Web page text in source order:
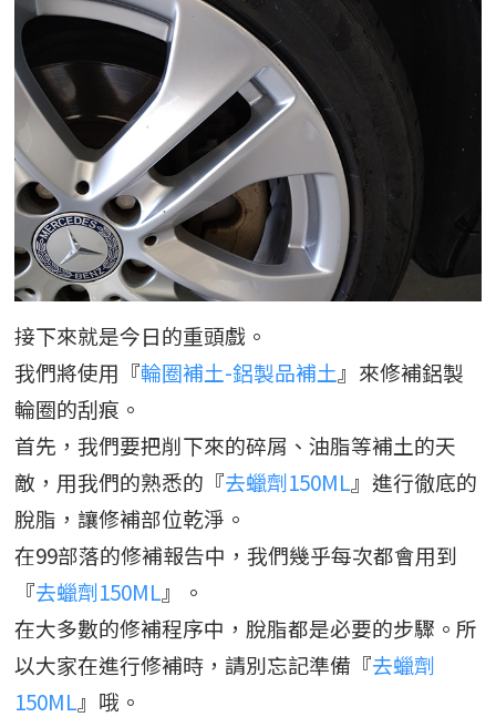
接下來就是今日的重頭戲。
我們將使用『輪圈補土-鋁製品補土』來修補鋁製
輪圈的刮痕。
首先，我們要把削下來的碎屑、油脂等補土的天
敵，用我們的熟悉的『去蠟劑150ML』進行徹底的
脫脂，讓修補部位乾淨。
在99部落的修補報告中，我們幾乎每次都會用到
『去蠟劑150ML』。
在大多數的修補程序中，脫脂都是必要的步驟。所
以大家在進行修補時，請別忘記準備『去蠟劑
150ML』哦。